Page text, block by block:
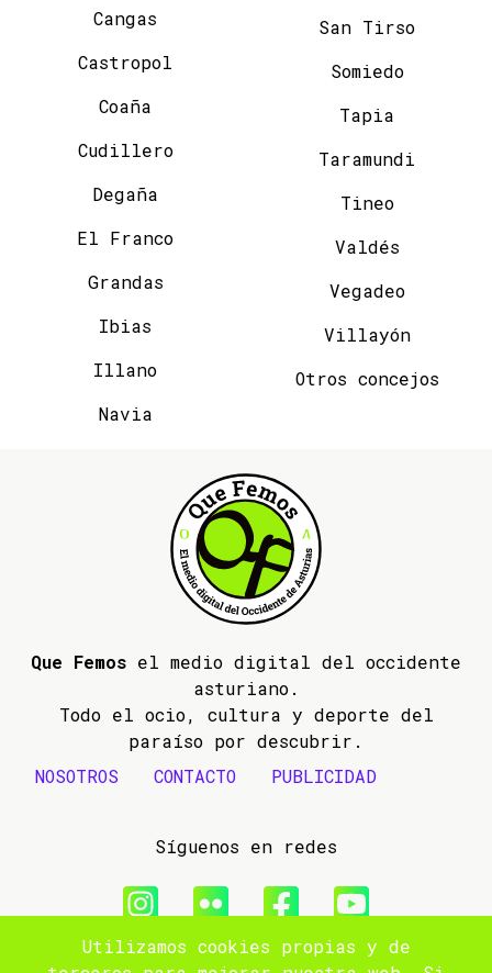
Cangas
Castropol
Coaña
Cudillero
Degaña
El Franco
Grandas
Ibias
Illano
Navia
San Tirso
Somiedo
Tapia
Taramundi
Tineo
Valdés
Vegadeo
Villayón
Otros concejos
Que Femos el medio digital del occidente
asturiano.
Todo el ocio, cultura y deporte del
paraíso por descubrir.
NOSOTROS
CONTACTO PUBLICIDAD
Síguenos en redes
Utilizamos cookies propias y de